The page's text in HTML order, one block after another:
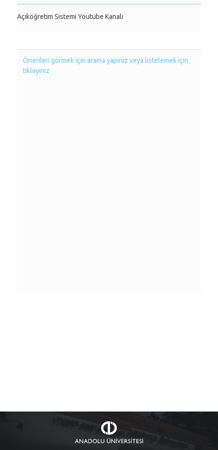
Açıköğretim Sistemi Youtube Kanalı
Önerileri görmek için arama yapınız veya listelemek için
tıklayınız